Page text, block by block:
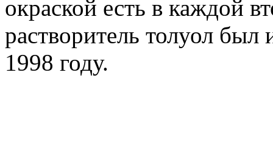
окраской есть в каждой
растворитель толуол
1998 году.